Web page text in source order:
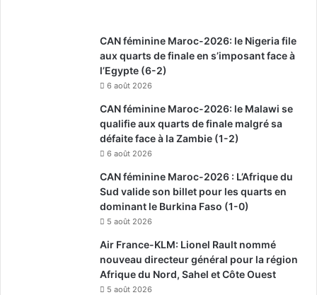
CAN féminine Maroc-2026: le Nigeria file
aux quarts de finale en s’imposant face à
l’Egypte (6-2)
6 août 2026
CAN féminine Maroc-2026: le Malawi se
qualifie aux quarts de finale malgré sa
défaite face à la Zambie (1-2)
6 août 2026
CAN féminine Maroc-2026 : L’Afrique du
Sud valide son billet pour les quarts en
dominant le Burkina Faso (1-0)
5 août 2026
Air France-KLM: Lionel Rault nommé
nouveau directeur général pour la région
Afrique du Nord, Sahel et Côte Ouest
5 août 2026